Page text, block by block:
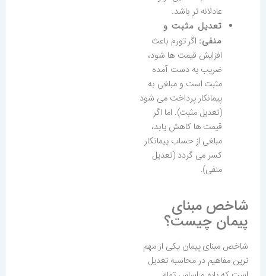
عادلانه تر باشد.
تعدیل مثبت و
منفی: اگر تورم باعث
افزایش قیمت ها شود،
ضریب به دست آمده
مثبت است و مبلغی به
پیمانکار پرداخت می شود
(تعدیل مثبت). اما اگر
قیمت ها کاهش یابد،
مبلغی از حساب پیمانکار
کسر می گردد (تعدیل
منفی).
شاخص مبنای
پیمان چیست؟
شاخص مبنای پیمان یکی از مهم
ترین مفاهیم در محاسبه تعدیل